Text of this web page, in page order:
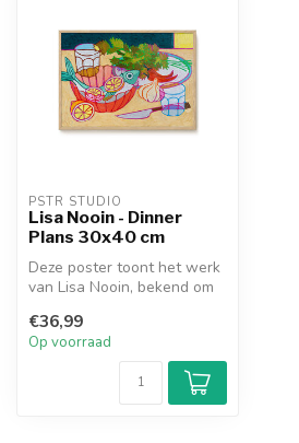
PSTR STUDIO
Lisa Nooin - Dinner
Plans 30x40 cm
Deze poster toont het werk
van Lisa Nooin, bekend om
€36,99
Op voorraad